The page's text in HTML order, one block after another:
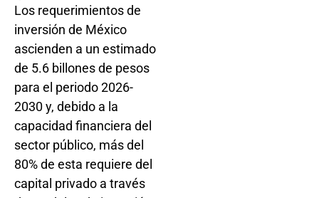
Los requerimientos de
inversión de México
ascienden a un estimado
de 5.6 billones de pesos
para el periodo 2026-
2030 y, debido a la
capacidad financiera del
sector público, más del
80% de esta requiere del
capital privado a través